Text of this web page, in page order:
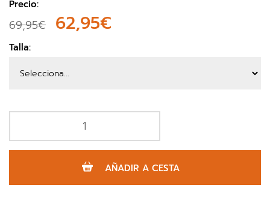
Precio:
69,95€ 62,95€
Talla:
AÑADIR A CESTA